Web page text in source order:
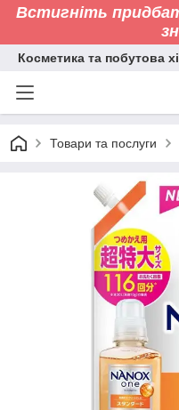
Встигніть
Косметика та побутова
Товари та послуги